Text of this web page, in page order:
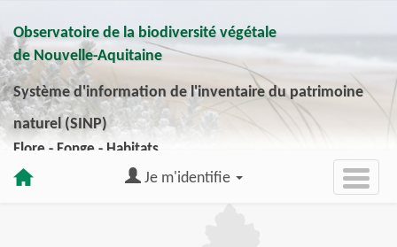
Observatoire de la biodiversité végétale
de Nouvelle-Aquitaine
Système d'information de l'inventaire du patrimoine
naturel (SINP)
Flore - Fonge - Habitats
Je m'identifie